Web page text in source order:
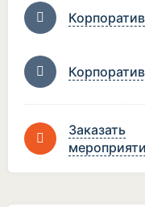
Корпоратив
Заказать